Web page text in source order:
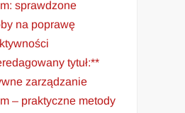
sprawdzone
na poprawę
tytuł:**
zarządzanie
– praktyczne metody